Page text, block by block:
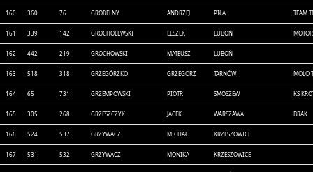
160 360 76 GROBELNY ANDRZEJ PIŁA TEAM
161 339 142 GROCHOLEWSKI LESZEK LUBOŃ
162 442 219 GROCHOWSKI MATEUSZ LUBOŃ
163 518 318 GRZEGÓRZKO GRZEGORZ TARNÓW MOLO
164 65 731 GRZEMPOWSKI PIOTR SMOSZEW KS
165 305 268 GRZESZCZYK JACEK WARSZAWA BRAK
166 524 537 GRZYWACZ MICHAŁ KRZESZOWICE
167 531 532 GRZYWACZ MONIKA KRZESZOWICE